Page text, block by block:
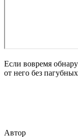
Если вовремя
от него без
Автор